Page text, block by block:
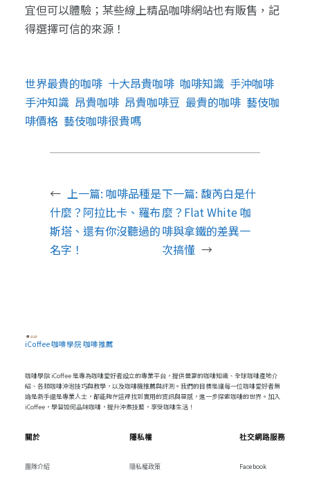
宜但可以體驗；某些線上精品咖啡網站也有販售，記
得選擇可信的來源！
世界最貴的咖啡 十大昂貴咖啡 咖啡知識 手沖咖啡
手沖知識 昂貴咖啡 昂貴咖啡豆 最貴的咖啡 藝伎咖
啡價格 藝伎咖啡很貴嗎
← 上一篇: 咖啡品種是
什麼？阿拉比卡、羅布
斯塔、還有你沒聽過的
名字！
下一篇: 馥芮白是什
麼？Flat White 咖
啡與拿鐵的差異一
次搞懂 →
iCoffee 咖啡學院 咖啡推薦
咖啡學院 iCoffee 是專為咖啡愛好者設立的專業平台，提供豐富的咖啡知識、全球咖啡產地介
紹、各類咖啡沖泡技巧與教學，以及咖啡機推薦與評測。我們的目標是讓每一位咖啡愛好者無
論是新手還是專業人士，都能夠在這裡找到實用的資訊與靈感，進一步探索咖啡的世界。加入
iCoffee，學習如何品味咖啡，提升沖煮技藝，享受咖啡生活！
關於
團隊介紹
隱私權
隱私權政策
社交網路服務
Facebook